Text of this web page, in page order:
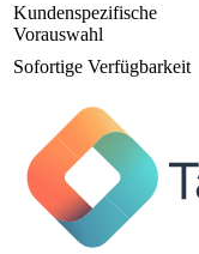
Kundenspezifische
Vorauswahl
Sofortige Verfügbarkeit